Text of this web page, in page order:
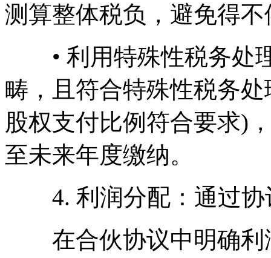
测算整体税负，避免得不
• 利用特殊性税务处
畴，且符合特殊性税务
股权支付比例符合要求)
至未来年度缴纳。
4. 利润分配：通过协
在合伙协议中明确利